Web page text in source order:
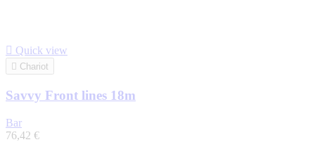
 Quick view
 Chariot
Savvy Front lines 18m
Bar
76,42 €